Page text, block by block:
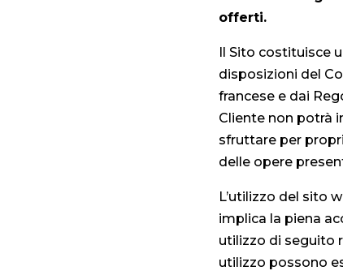
offerti.
Il Sito costituisce
disposizioni del
francese e dai
Cliente non potrà
sfruttare per
delle opere
L’utilizzo del sito
implica la piena
utilizzo di seguito
utilizzo possono